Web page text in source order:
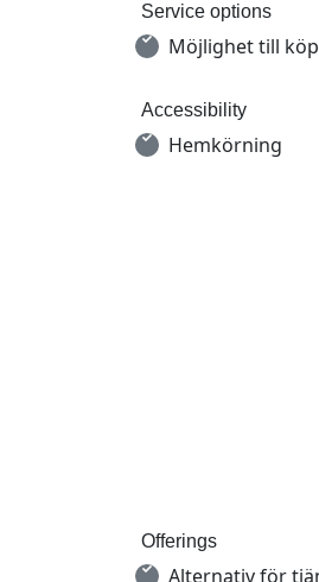
Service options
Möjlighet till
Accessibility
Hemkörning
Offerings
Alternativ för